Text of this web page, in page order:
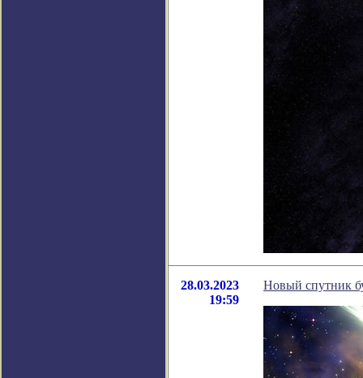
28.03.2023
19:59
Новый спутник